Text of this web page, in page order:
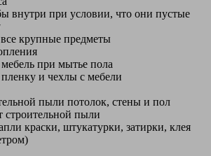
внутри при условии, что они пустые
крупные предметы
при мытье пола
и чехлы с мебели
пыли потолок, стены и пол
строительной пыли
краски, штукатурки, затирки, клея